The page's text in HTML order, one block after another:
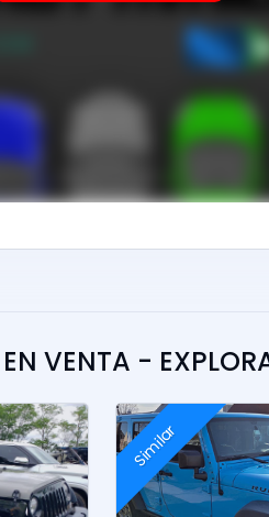
VENTA -
Similar